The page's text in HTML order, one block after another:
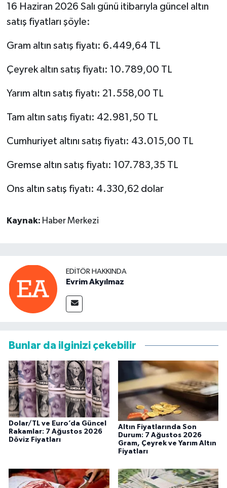
16 Haziran 2026 Salı günü itibarıyla güncel altın
satış fiyatları şöyle:
Gram altın satış fiyatı: 6.449,64 TL
Çeyrek altın satış fiyatı: 10.789,00 TL
Yarım altın satış fiyatı: 21.558,00 TL
Tam altın satış fiyatı: 42.981,50 TL
Cumhuriyet altını satış fiyatı: 43.015,00 TL
Gremse altın satış fiyatı: 107.783,35 TL
Ons altın satış fiyatı: 4.330,62 dolar
Kaynak: Haber Merkezi
EDITÖR HAKKINDA
Evrim Akyılmaz
Bunlar da ilginizi çekebilir
Dolar/TL ve Euro’da Güncel
Rakamlar: 7 Ağustos 2026
Döviz Fiyatları
Altın Fiyatlarında Son
Durum: 7 Ağustos 2026
Gram, Çeyrek ve Yarım Altın
Fiyatları